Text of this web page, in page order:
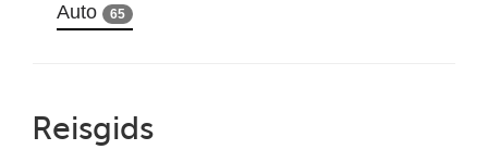
Auto 65
Reisgids